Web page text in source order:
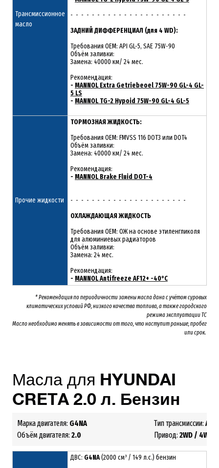
Трансмиссионное
масло
- - - - - - - - - - - - - - - - - - - - - -
ЗАДНИЙ ДИФФЕРЕНЦИАЛ (для 4 WD):
Требования OEM: API GL-5, SAE 75W-90
Объём заливки:
Замена: 40000 км/ 24 мес.
Рекомендация:
- MANNOL Extra Getriebeoel 75W-90 GL-4 GL-
5 LS
- MANNOL TG-2 Hypoid 75W-90 GL-4 GL-5
Прочие жидкости
ТОРМОЗНАЯ ЖИДКОСТЬ:
Требования OEM: FMVSS 116 DOT3 или DOT4
Объём заливки:
Замена: 40000 км/ 24 мес.
Рекомендация:
- MANNOL Brake Fluid DOT-4
- - - - - - - - - - - - - - - - - - - - - -
ОХЛАЖДАЮЩАЯ ЖИДКОСТЬ
Требования OEM: ОЖ на основе этиленгликоля
для алюминиевых радиаторов
Объём заливки:
Замена: 24 мес.
Рекомендация:
- MANNOL Antifreeze AF12+ -40°C
* Рекомендация по периодичности замены масла дана с учётом суровых
климатических условий РФ, низкого качества топлива, а также городского
режима эксплуатации ТС
Масло необходимо менятьв зависимости от того, что наступит раньше, пробег
или срок.
Масла для HYUNDAI
CRETA 2.0 л. Бензин
Марка двигателя: G4NA
Объём двигателя: 2.0
Тип трансмиссии:
Привод: 2WD / 4WD
ДВС: G4NA(2000 см³ / 149 л.с.) бензин